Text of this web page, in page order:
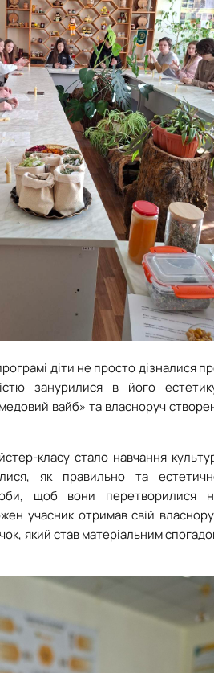
діти не просто дізналися
занурилися в його
вайб» та власноруч
класу стало навчання
як правильно та
щоб вони перетворилися
учасник отримав свій
який став матеріальним